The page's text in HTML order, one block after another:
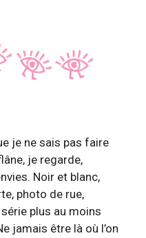
je ne sais pas faire
je regarde,
Noir et blanc,
photo de rue,
plus au moins
jamais être là où l’on